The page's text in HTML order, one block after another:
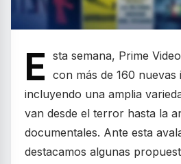
E sta semana, Prime
con más de 160
incluyendo una amplia
van desde el terror hasta la
documentales. Ante esta
destacamos algunas